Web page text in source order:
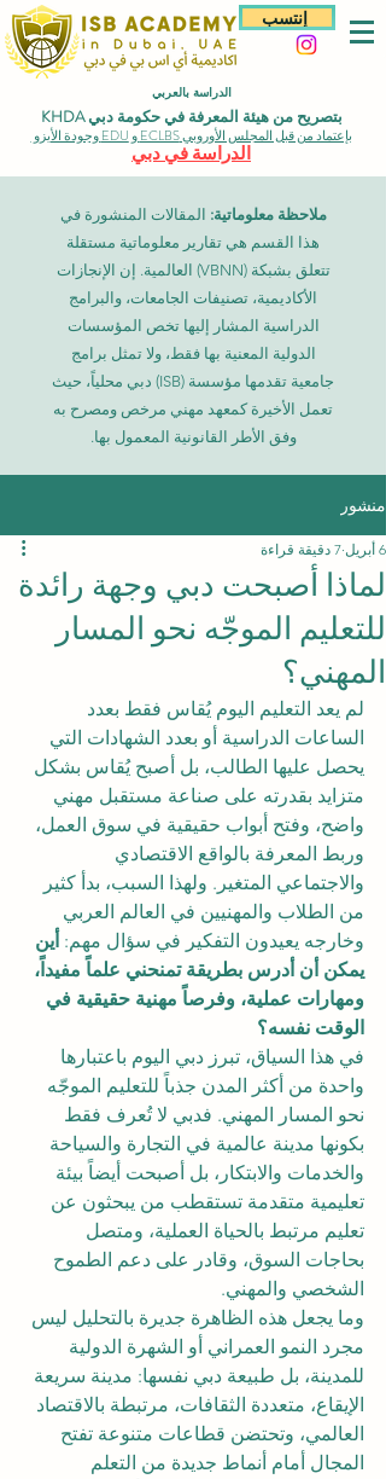
إنتسب
الدراسة بالعربي
بتصريح من هيئة المعرفة في حكومة دبي KHDA
بإعتماد من قبل المجلس الأوروبي ECLBS و EDU وجودة الأيزو
الدراسة في دبي
ملاحظة معلوماتية: المقالات المنشورة في
هذا القسم هي تقارير معلوماتية مستقلة
تتعلق بشبكة (VBNN) العالمية. إن الإنجازات
الأكاديمية، تصنيفات الجامعات، والبرامج
الدراسية المشار إليها تخص المؤسسات
الدولية المعنية بها فقط، ولا تمثل برامج
جامعية تقدمها مؤسسة (ISB) دبي محلياً، حيث
تعمل الأخيرة كمعهد مهني مرخص ومصرح به
وفق الأطر القانونية المعمول بها.
منشور
لماذا أصبحت دبي وجهة رائدة
للتعليم الموجّه نحو المسار
المهني؟
6 أبريل 7 دقيقة قراءة
لم يعد التعليم اليوم يُقاس فقط بعدد
الساعات الدراسية أو بعدد الشهادات التي
يحصل عليها الطالب، بل أصبح يُقاس بشكل
متزايد بقدرته على صناعة مستقبل مهني
واضح، وفتح أبواب حقيقية في سوق العمل،
وربط المعرفة بالواقع الاقتصادي
والاجتماعي المتغير. ولهذا السبب، بدأ كثير
من الطلاب والمهنيين في العالم العربي
وخارجه يعيدون التفكير في سؤال مهم: أين
يمكن أن أدرس بطريقة تمنحني علماً مفيداً،
ومهارات عملية، وفرصاً مهنية حقيقية في
الوقت نفسه؟
في هذا السياق، تبرز دبي اليوم باعتبارها
واحدة من أكثر المدن جذباً للتعليم الموجّه
نحو المسار المهني. فدبي لا تُعرف فقط
بكونها مدينة عالمية في التجارة والسياحة
والخدمات والابتكار، بل أصبحت أيضاً بيئة
تعليمية متقدمة تستقطب من يبحثون عن
تعليم مرتبط بالحياة العملية، ومتصل
بحاجات السوق، وقادر على دعم الطموح
الشخصي والمهني.
وما يجعل هذه الظاهرة جديرة بالتحليل ليس
مجرد النمو العمراني أو الشهرة الدولية
للمدينة، بل طبيعة دبي نفسها: مدينة سريعة
الإيقاع، متعددة الثقافات، مرتبطة بالاقتصاد
العالمي، وتحتضن قطاعات متنوعة تفتح
المجال أمام أنماط جديدة من التعلم